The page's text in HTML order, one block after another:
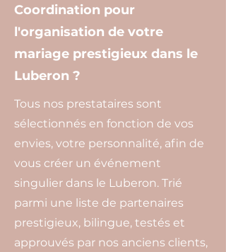
Coordination pour
l'organisation de votre
mariage prestigieux dans le
Luberon ?
Tous nos prestataires sont
sélectionnés en fonction de vos
envies, votre personnalité, afin de
vous créer un événement
singulier dans le Luberon. Trié
parmi une liste de partenaires
prestigieux, bilingue, testés et
approuvés par nos anciens clients,